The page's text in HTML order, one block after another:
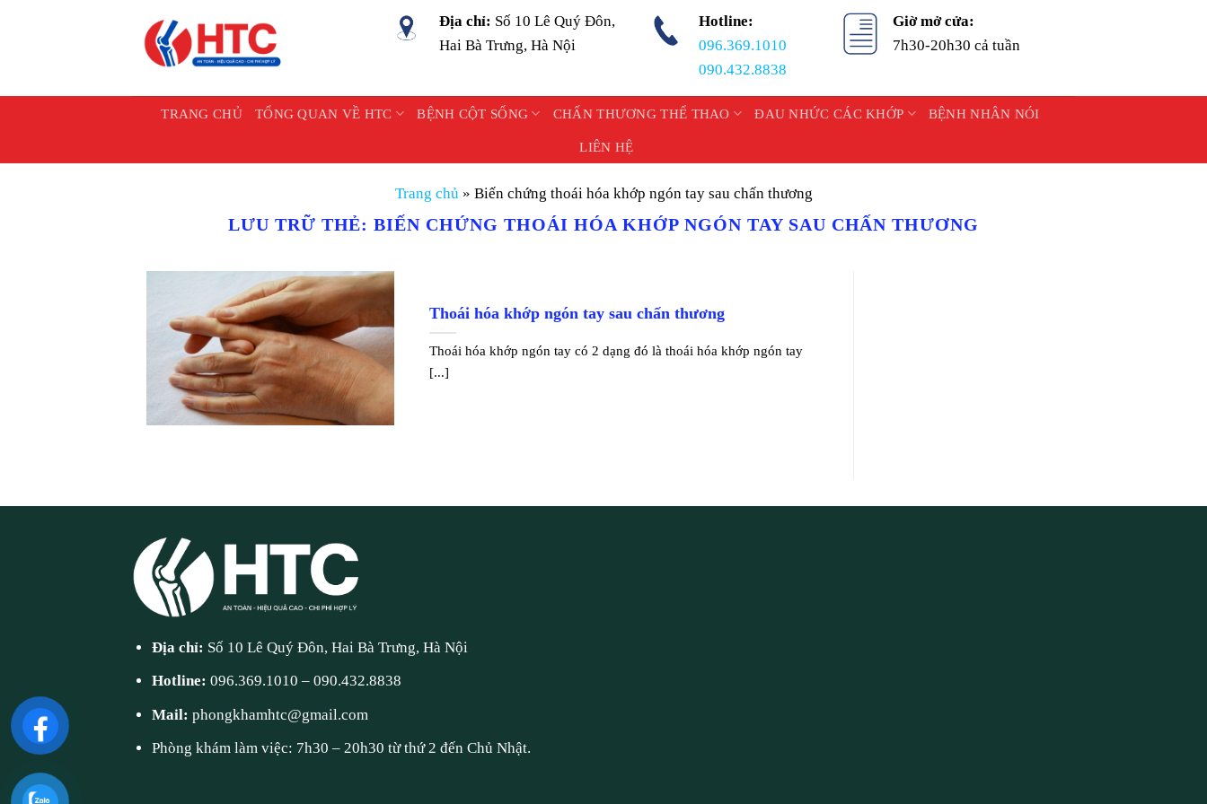
Địa chỉ: Số 10 Lê Quý Đôn,
Hai Bà Trưng, Hà Nội
Hotline:
096.369.1010
090.432.8838
Giờ mở cửa:
7h30-20h30 cả tuần
TRANG CHỦ TỔNG QUAN VỀ HTC BỆNH CỘT SỐNG CHẤN THƯƠNG THỂ THAO ĐAU NHỨC CÁC KHỚP BỆNH NHÂN NÓI
LIÊN HỆ
Trang chủ » Biến chứng thoái hóa khớp ngón tay sau chấn thương
LƯU TRỮ THẺ:BIẾN CHỨNG THOÁI HÓA KHỚP NGÓN TAY SAU CHẤN THƯƠNG
Thoái hóa khớp ngón tay sau chấn thương
Thoái hóa khớp ngón tay có 2 dạng đó là thoái hóa khớp ngón tay
[...]
Địa chỉ: Số 10 Lê Quý Đôn, Hai Bà Trưng, Hà Nội
Hotline:096.369.1010 –090.432.8838
Mail:phongkhamhtc@gmail.com
Phòng khám làm việc: 7h30 – 20h30 từ thứ 2 đến Chủ Nhật.